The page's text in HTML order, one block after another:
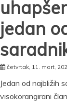
jedan
četvrtak, 11. mart,
Jedan od najbližih
visokorangirani